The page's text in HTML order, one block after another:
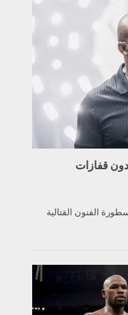
قفازات
الفنون القتالية